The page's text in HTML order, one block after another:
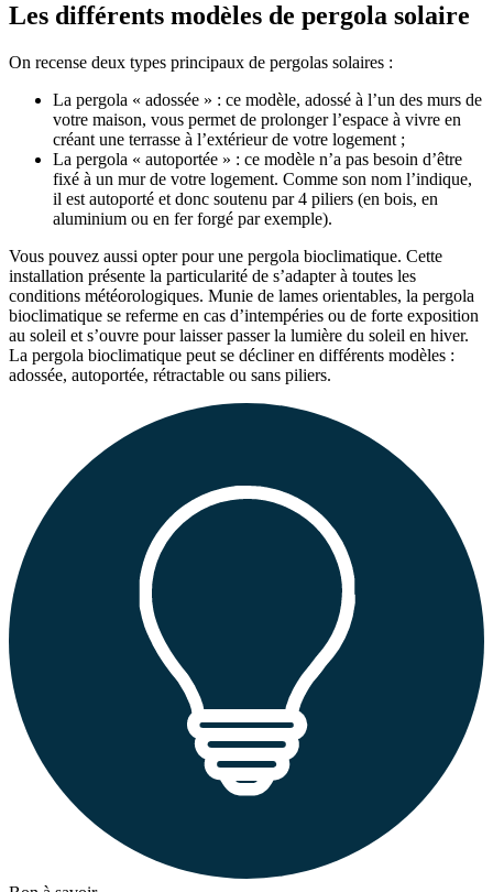
Les différents modèles de pergola solaire
On recense deux types principaux de pergolas solaires :
La pergola « adossée » : ce modèle, adossé à l’un des murs de
votre maison, vous permet de prolonger l’espace à vivre en
créant une terrasse à l’extérieur de votre logement ;
La pergola « autoportée » : ce modèle n’a pas besoin d’être
fixé à un mur de votre logement. Comme son nom l’indique,
il est autoporté et donc soutenu par 4 piliers (en bois, en
aluminium ou en fer forgé par exemple).
Vous pouvez aussi opter pour une pergola bioclimatique. Cette
installation présente la particularité de s’adapter à toutes les
conditions météorologiques. Munie de lames orientables, la pergola
bioclimatique se referme en cas d’intempéries ou de forte exposition
au soleil et s’ouvre pour laisser passer la lumière du soleil en hiver.
La pergola bioclimatique peut se décliner en différents modèles :
adossée, autoportée, rétractable ou sans piliers.